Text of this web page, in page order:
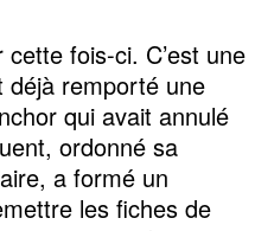
cette fois-ci. C’est une
déjà remporté une
qui avait annulé
ordonné sa
a formé un
les fiches de